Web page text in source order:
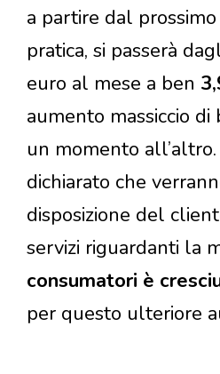
a partire dal
pratica, si passerà
euro al mese a ben
aumento massiccio di
un momento all’altro.
dichiarato che
disposizione del
servizi riguardanti la
consumatori è
per questo ulteriore